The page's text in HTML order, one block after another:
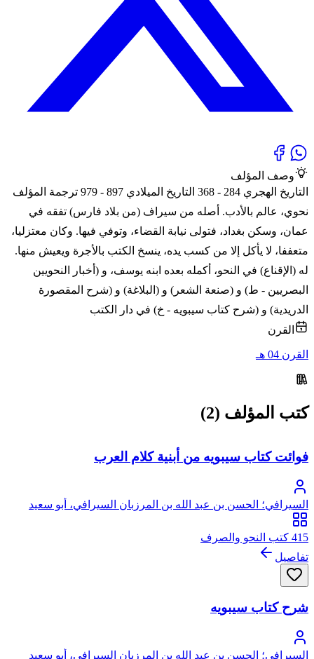
وصف المؤلف
التاريخ الهجري 284 - 368 التاريخ الميلادي 897 - 979 ترجمة المؤلف
نحوي، عالم بالأدب. أصله من سيراف (من بلاد فارس) تفقه في
عمان، وسكن بغداد، فتولى نيابة القضاء، وتوفي فيها. وكان معتزليا،
متعففا، لا يأكل إلا من كسب يده، ينسخ الكتب بالأجرة ويعيش منها.
له (الإقناع) في النحو، أكمله بعده ابنه يوسف، و (أخبار النحويين
البصريين - ط) و (صنعة الشعر) و (البلاغة) و (شرح المقصورة
الدريدية) و (شرح كتاب سيبويه - خ) في دار الكتب
القرن
القرن 04 هـ
كتب المؤلف (2)
فوائت كتاب سيبويه من أبنية كلام العرب
السيرافي؛ الحسن بن عبد الله بن المرزبان السيرافي، أبو سعيد
415 كتب النحو والصرف
تفاصيل
شرح كتاب سيبويه
السيرافي؛ الحسن بن عبد الله بن المرزبان السيرافي، أبو سعيد